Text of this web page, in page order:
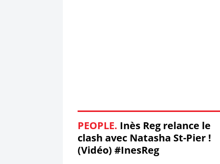
PEOPLE. Inès Reg relance le
clash avec Natasha St-Pier !
(Vidéo) #InesReg